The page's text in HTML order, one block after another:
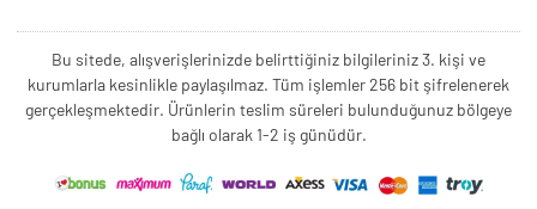
Bu sitede, alışverişlerinizde belirttiğiniz bilgileriniz 3. kişi ve
kurumlarla kesinlikle paylaşılmaz. Tüm işlemler 256 bit şifrelenerek
gerçekleşmektedir. Ürünlerin teslim süreleri bulunduğunuz bölgeye
bağlı olarak 1-2 iş günüdür.